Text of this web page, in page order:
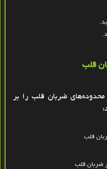
.
.
قلب
ضربان قلب را بر
:
قلب
ضربان قلب